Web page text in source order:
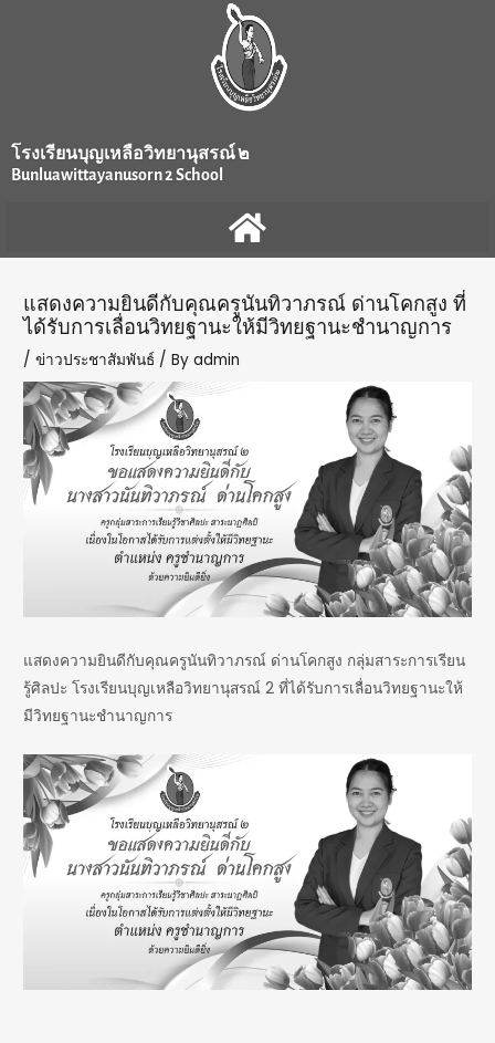
โรงเรียนบุญเหลือวิทยานุสรณ์ ๒
Bunluawittayanusorn 2 School
แสดงความยินดีกับคุณครูนันทิวาภรณ์ ด่านโคกสูง ที่
ได้รับการเลื่อนวิทยฐานะให้มีวิทยฐานะชำนาญการ
/ข่าวประชาสัมพันธ์ / Byadmin
แสดงความยินดีกับคุณครูนันทิวาภรณ์ ด่านโคกสูง กลุ่มสาระการเรียน
รู้ศิลปะ โรงเรียนบุญเหลือวิทยานุสรณ์ 2 ที่ได้รับการเลื่อนวิทยฐานะให้
มีวิทยฐานะชำนาญการ